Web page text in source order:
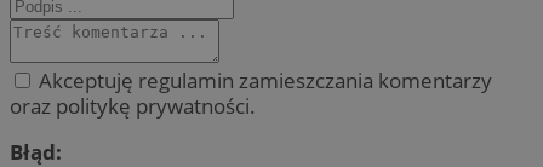
Akceptuję regulamin zamieszczania komentarzy
oraz politykę prywatności.
Błąd: